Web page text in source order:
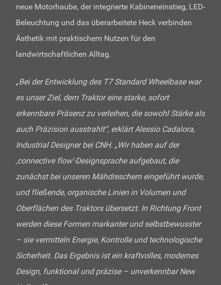
neue Motorhaube, der integrierte Kabineneinstieg, LED-
Beleuchtung und das überarbeitete Heck verbinden
Ästhetik mit praktischem Nutzen für den
landwirtschaftlichen Alltag.
„Bei der Entwicklung des T7 Standard Wheelbase war
es unser Ziel, dem Traktor eine starke, sofort
erkennbare Präsenz zu verleihen, die sowohl Stärke als
auch Präzision ausstrahlt“, erklärt Alessio Cadalora,
Industrial Designer bei CNH. „Wir haben auf der
‚connective flow‘-Designsprache aufgebaut, die
zunächst bei unseren Mähdreschern eingeführt wurde,
und fließende, organische Linien in Volumen und
Oberflächen des Traktors übersetzt. In Richtung Front
werden diese Formen markanter und selbstbewusster
– sie vermitteln Energie, Kontrolle und technologische
Sicherheit. Das Ergebnis ist ein kraftvolles, modernes
Design, funktional und präzise – unverkennbar New